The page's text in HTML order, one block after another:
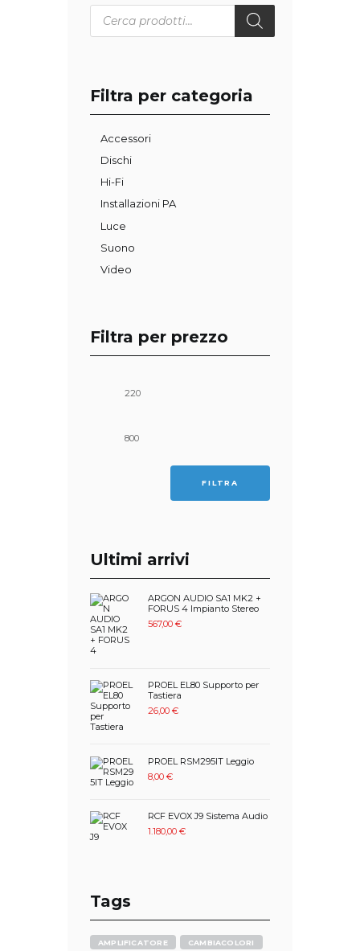
Products
search
Filtra per categoria
Accessori
Dischi
Hi-Fi
Installazioni PA
Luce
Suono
Video
Filtra per prezzo
FILTRA
Ultimi arrivi
ARGON AUDIO SA1 MK2 +
FORUS 4 Impianto Stereo
567,00€
PROEL EL80 Supporto per
Tastiera
26,00€
PROEL RSM295IT Leggio
8,00€
RCF EVOX J9 Sistema Audio
1.180,00€
Tags
AMPLIFICATORE CAMBIACOLORI